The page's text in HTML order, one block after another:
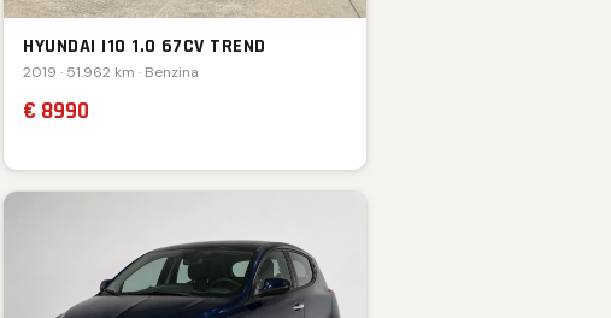
HYUNDAI I10 1.0 67CV TREND
2019 · 51.962 km · Benzina
€ 8990